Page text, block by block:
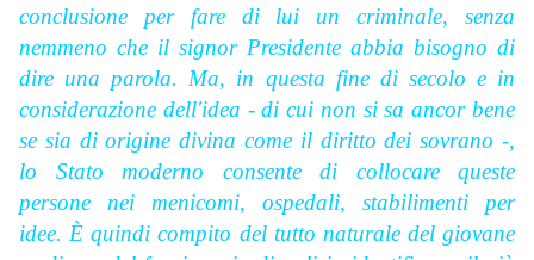
conclusione per fare di lui un criminale, senza
nemmeno che il signor Presidente abbia bisogno di
dire una parola. Ma, in questa fine di secolo e in
considerazione dell'idea - di cui non si sa ancor bene
se sia di origine divina come il diritto dei sovrano -,
lo Stato moderno consente di collocare queste
persone nei menicomi, ospedali, stabilimenti per
idee. È quindi compito del tutto naturale del giovane